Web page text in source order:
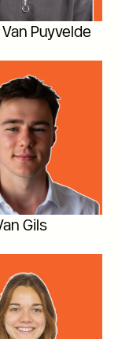
Puyvelde
Gils